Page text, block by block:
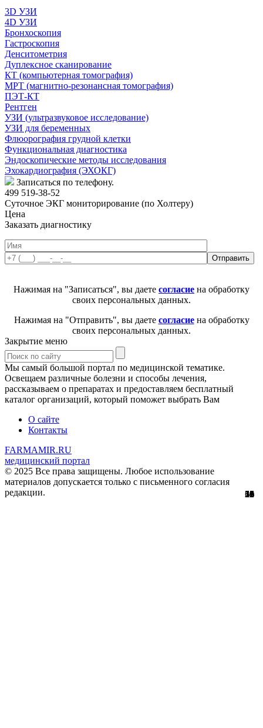
1
3D УЗИ
3
4D УЗИ
1
Бронхоскопия
8
Гастроскопия
1
Денситометрия
11
Дуплексное сканирование
51
КТ (компьютерная томография)
56
МРТ (магнитно-резонансная томография)
0
ПЭТ-КТ
29
Рентген
61
УЗИ (ультразвуковое исследование)
3
УЗИ для беременных
10
Флюорография грудной клетки
12
Функциональная диагностика
8
Эндоскопические методы исследования
36
Эхокардиография (ЭХОКГ)
Записаться по телефону.
499 519-38-52
Суточное ЭКГ мониторирование (по Холтеру)
Цена
Заказать диагностику
Нажимая на "Записаться", вы даете согласие на обработку
своих персональных данных.
Нажимая на "Отправить", вы даете согласиена обработку
своих персональных данных.
Закрытие меню
Мы самый большой портал по медицинской тематике.
Освещаем различные болезни и способы лечения,
рассказываем о препаратах и предоставляем бесплатный
каталог организаций, который поможет выбрать Вам
О сайте
Контакты
FARMAMIR.RU
медицинский портал
© 2025 Все права защищены. Любое использование
материалов допускается только с письменного согласия
редакции.